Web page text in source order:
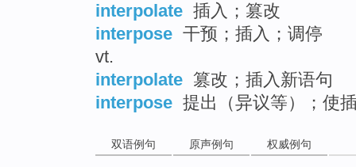
interpolate 插入；篡改
interpose 干预；插入；调停
vt.
interpolate 篡改；插入新语句
interpose 提出（异议等）；使
双语例句 原声例句 权威例句